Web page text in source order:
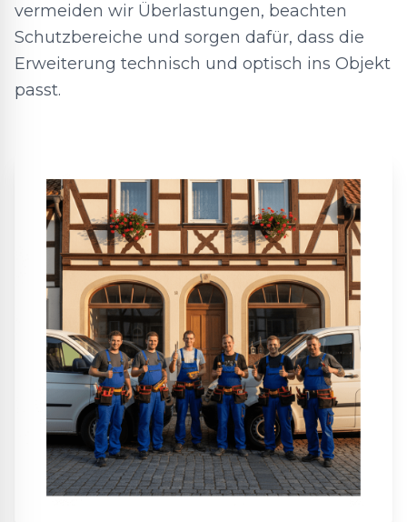
vermeiden wir Überlastungen, beachten
Schutzbereiche und sorgen dafür, dass die
Erweiterung technisch und optisch ins Objekt
passt.